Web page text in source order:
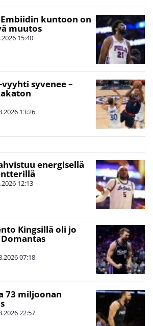
Embiidin kuntoon on
muutos
15:40
syvenee –
13:26
energisellä
12:13
Kingsillä oli jo
07:18
73 miljoonan
22:57